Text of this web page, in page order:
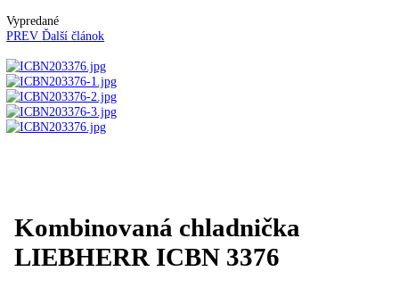
Kávy
Uncategorized
Úvod Vstavané spotrebiče
chladničky Kombinovaná chladnička LIEBHERR
PREV Ďalší článok